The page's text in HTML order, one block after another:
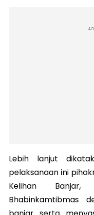
Lebih lanjut
pelaksanaan ini
Kelihan
Bhabinkamtibmas